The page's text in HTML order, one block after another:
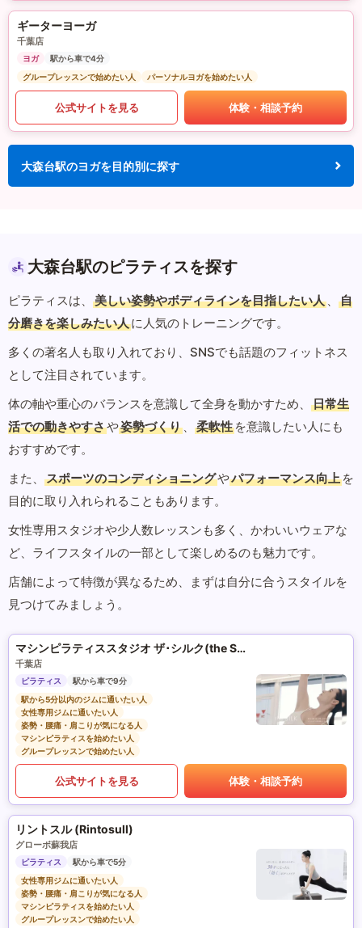
ギーターヨーガ
千葉店
ヨガ
駅から車で4分
グループレッスンで始めたい人
パーソナルヨガを始めたい人
公式サイトを見る 体験・相談予約
大森台駅のヨガを目的別に探す
大森台駅のピラティスを探す
ピラティスは、 美しい姿勢やボディラインを目指したい人 、
自
分磨きを楽しみたい人に人気のトレーニングです。
多くの著名人も取り入れており、SNSでも話題のフィットネス
として注目されています。
体の軸や重心のバランスを意識して全身を動かすため、
日常生
活での動きやすさや姿勢づくり 、 柔軟性 を意識したい人にも
おすすめです。
また、
スポーツのコンディショニングやパフォーマンス向上 を
目的に取り入れられることもあります。
女性専用スタジオや少人数レッスンも多く、かわいいウェアな
ど、ライフスタイルの一部として楽しめるのも魅力です。
店舗によって特徴が異なるため、まずは自分に合うスタイルを
見つけてみましょう。
マシンピラティススタジオ ザ･シルク(the SILK)
千葉店
ピラティス
駅から車で9分
駅から5分以内のジムに通いたい人
女性専用ジムに通いたい人
姿勢・腰痛・肩こりが気になる人
マシンピラティスを始めたい人
グループレッスンで始めたい人
公式サイトを見る 体験・相談予約
リントスル (Rintosull)
グローボ蘇我店
ピラティス
駅から車で5分
女性専用ジムに通いたい人
姿勢・腰痛・肩こりが気になる人
マシンピラティスを始めたい人
グループレッスンで始めたい人